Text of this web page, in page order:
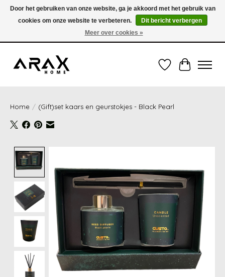
VERZENDING TUSSEN 1 en 3 WERKDAGEN - GRATIS VERZENDING VANAF 35,00€
(onder de 35,00€ = 3,95€ verzendkosten) OF OPHALEN IN DE WINKEL OOK
Verlanglijst
Home / (Gift)set kaars en geurstokjes - Black Pearl
Door het gebruiken van onze website, ga je akkoord met het gebruik van
cookies om onze website te verbeteren.
Dit bericht verbergen
Meer over cookies »